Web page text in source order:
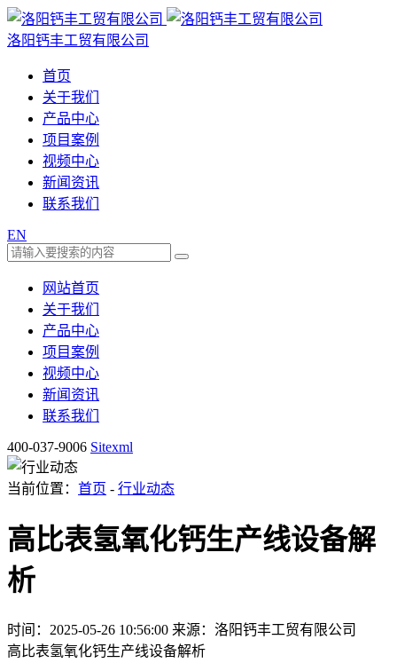
洛阳钙丰工贸有限公司
首页
关于我们
产品中心
项目案例
视频中心
新闻资讯
联系我们
EN
网站首页
关于我们
产品中心
项目案例
视频中心
新闻资讯
联系我们
400-037-9006 Sitexml
当前位置： 首页 - 行业动态
高比表氢氧化钙生产线设备解
析
时间：2025-05-26 10:56:00 来源：洛阳钙丰工贸有限公司
高比表氢氧化钙生产线设备解析